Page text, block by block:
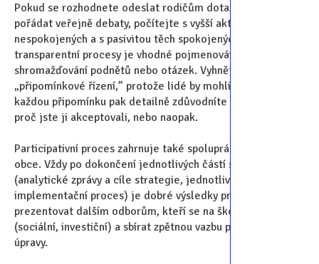
Pokud se rozhodnete odeslat rodičům dotazníky nebo
pořádat veřejně debaty, počítejte s vyšší aktivitou těch
nespokojených a s pasivitou těch spokojených. Veškeré
transparentní procesy je vhodné pojmenovávat jako
shromažďování podnětů nebo otázek. Vyhněte se spojení
„připomínkové řízení,” protože lidé by mohli očekávat, že
každou připomínku pak detailně zdůvodníte a vysvětlíte,
proč jste ji akceptovali, nebo naopak.
Participativní proces zahrnuje také spolupráci uvnitř vedení
obce. Vždy po dokončení jednotlivých částí strategie
(analytické zprávy a cíle strategie, jednotlivé aktivity,
implementační proces) je dobré výsledky práce
prezentovat dalším odborům, kteří se na školství podílejí
(sociální, investiční) a sbírat zpětnou vazbu pro případné
úpravy.